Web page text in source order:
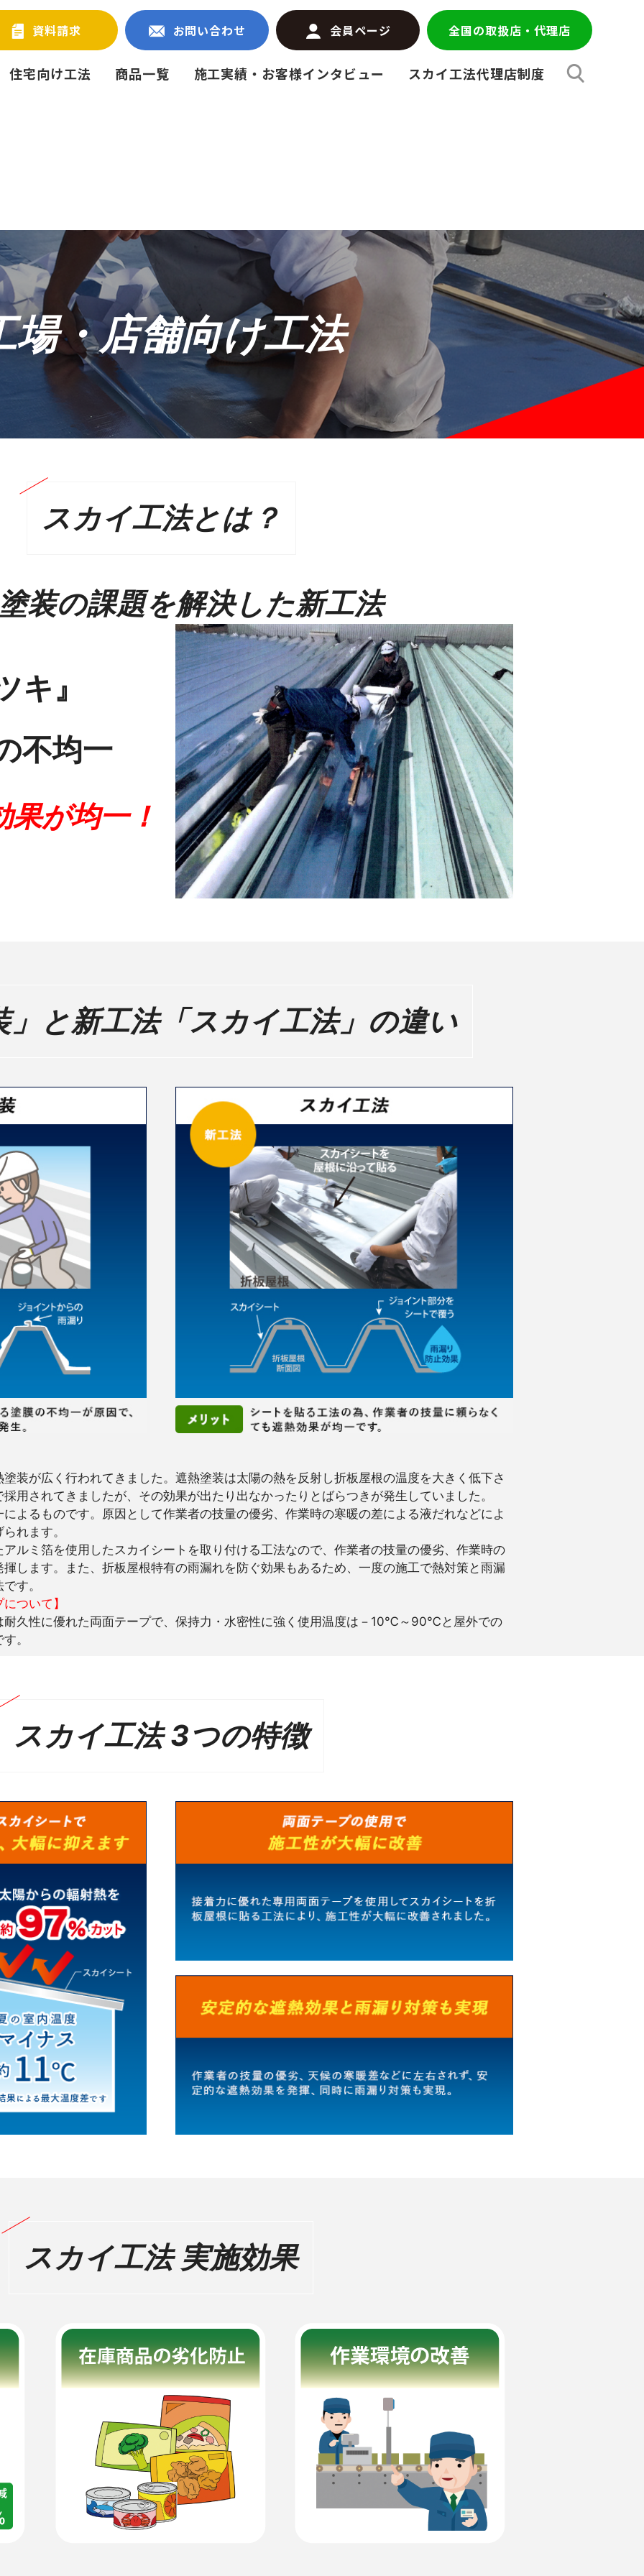
住宅向け工法 商品一覧 施工実績・お客様インタビュー スカイ工法代理店制度
資料請求 お問い合わせ 会員ページ 全国の取扱店・代理店
場・店舗向け工法
スカイ工法とは？
装の課題を解決した新工法
キ』
不均一
が均一！
」と新工法「スカイ工法」の違い
装が広く行われてきました。遮熱塗装は太陽の熱を反射し折板屋根の温度を大きく低下さ
用されてきましたが、その効果が出たり出なかったりとばらつきが発生していました。
よるものです。原因として作業者の技量の優劣、作業時の寒暖の差による液だれなどによ
れます。
ルミ箔を使用したスカイシートを取り付ける工法なので、作業者の技量の優劣、作業時の
します。また、折板屋根特有の雨漏れを防ぐ効果もあるため、一度の施工で熱対策と雨漏
す。
ついて】
耐久性に優れた両面テープで、保持力・水密性に強く使用温度は－10℃～90℃と屋外での
。
スカイ工法 3つの特徴
スカイ工法 実施効果